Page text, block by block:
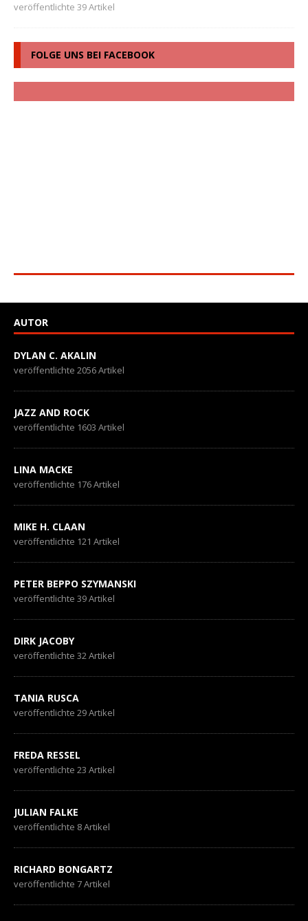
veröffentlichte 39 Artikel
FOLGE UNS BEI FACEBOOK
AUTOR
DYLAN C. AKALIN
veröffentlichte 2056 Artikel
JAZZ AND ROCK
veröffentlichte 1603 Artikel
LINA MACKE
veröffentlichte 176 Artikel
MIKE H. CLAAN
veröffentlichte 121 Artikel
PETER BEPPO SZYMANSKI
veröffentlichte 39 Artikel
DIRK JACOBY
veröffentlichte 32 Artikel
TANIA RUSCA
veröffentlichte 29 Artikel
FREDA RESSEL
veröffentlichte 23 Artikel
JULIAN FALKE
veröffentlichte 8 Artikel
RICHARD BONGARTZ
veröffentlichte 7 Artikel